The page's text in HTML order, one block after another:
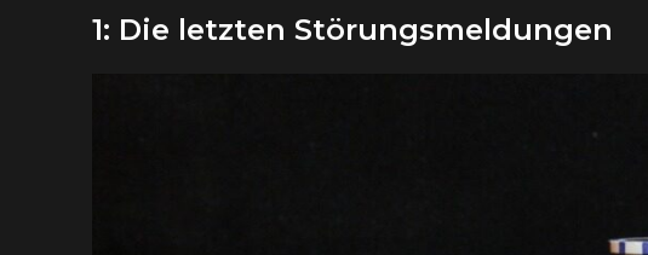
1: Die letzten Störungsmeldungen